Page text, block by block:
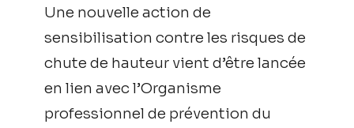
Une nouvelle action de
sensibilisation contre les risques de
chute de hauteur vient d’être lancée
en lien avec l’Organisme
professionnel de prévention du